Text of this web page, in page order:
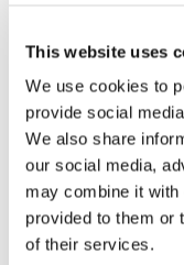
This website uses
We use cookies to
provide social
We also share
our social media,
may combine it with
provided to them or
of their services.